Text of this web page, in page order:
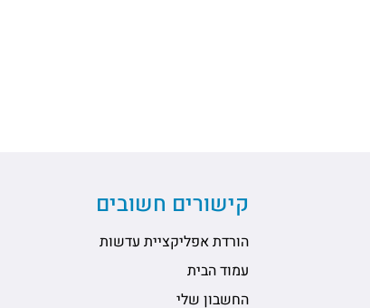
קישורים חשובים
הורדת אפליקציית עדשות
עמוד הבית
החשבון שלי